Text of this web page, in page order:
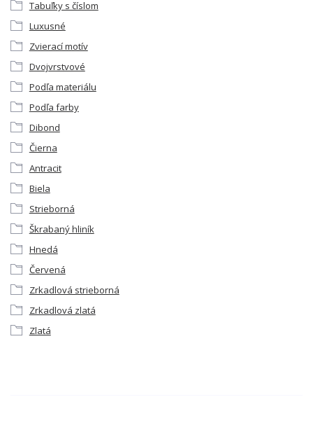
Tabuľky s číslom
Luxusné
Zvierací motív
Dvojvrstvové
Podľa materiálu
Podľa farby
Dibond
Čierna
Antracit
Biela
Strieborná
Škrabaný hliník
Hnedá
Červená
Zrkadlová strieborná
Zrkadlová zlatá
Zlatá